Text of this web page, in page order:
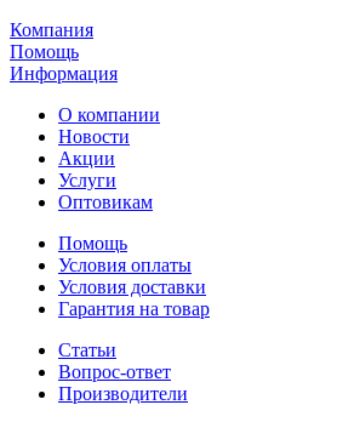
Компания
Помощь
Информация
О компании
Новости
Акции
Услуги
Оптовикам
Помощь
Условия оплаты
Условия доставки
Гарантия на товар
Статьи
Вопрос-ответ
Производители